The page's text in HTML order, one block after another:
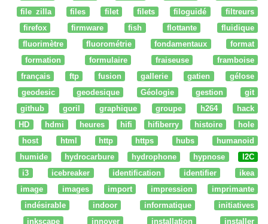
file zilla
files filet filets filoguidé
filtreurs
firefox
firmware fish flottante
fluidique
fluorimètre
fluorométrie fondamentaux
format
formation
formulaire fraiseuse
framboise
français
ftp fusion gallerie gatien
gélose
geodesic
geodesique Géologie gestion
git
github
goril graphique groupe h264
hack
HD
hdmi heures hifi hifiberry histoire
hole
host
html http https hubs
humanoid
humide
hydrocarbure hydrophone hypnose
I2C
i3
icebreaker identification identifier
ikea
image
images import impression
imprimante
indésirable
indoor informatique
initiatives
inkscape
innover installation installer